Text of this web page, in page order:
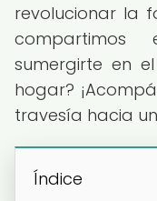
revolucionar la
compartimos
sumergirte en
hogar?
travesía hacia
Índice